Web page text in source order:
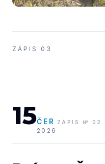
ZÁPIS 03
15ČER
2026
ZÁPIS № 02